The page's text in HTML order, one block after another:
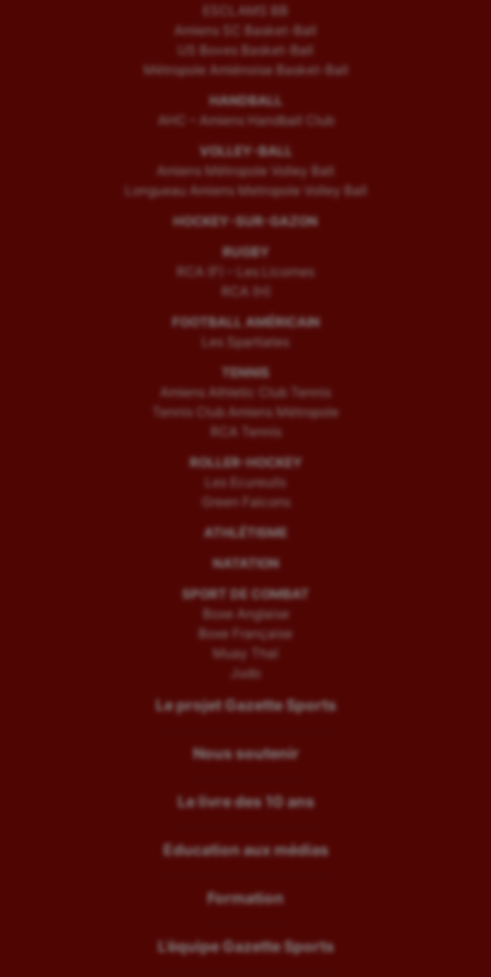
ESCLAMS BB
Amiens SC Basket-Ball
US Boves Basket-Ball
Métropole Amiénoise Basket-Ball
HANDBALL
AHC – Amiens Handball Club
VOLLEY-BALL
Amiens Métropole Volley Ball
Longueau Amiens Metropole Volley Ball
HOCKEY-SUR-GAZON
RUGBY
RCA (F) – Les Licornes
RCA (H)
FOOTBALL AMÉRICAIN
Les Spartiates
TENNIS
Amiens Athletic Club Tennis
Tennis Club Amiens Métropole
RCA Tennis
ROLLER-HOCKEY
Les Ecureuils
Green Falcons
ATHLÉTISME
NATATION
SPORT DE COMBAT
Boxe Anglaise
Boxe Française
Muay Thaï
Judo
Le projet Gazette Sports
Nous soutenir
Le livre des 10 ans
Education aux médias
Formation
L’équipe Gazette Sports